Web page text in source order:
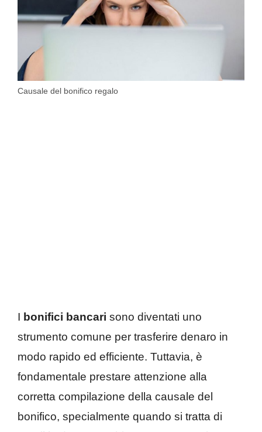
Causale del bonifico regalo
I bonifici bancari sono diventati uno
strumento comune per trasferire denaro in
modo rapido ed efficiente. Tuttavia, è
fondamentale prestare attenzione alla
corretta compilazione della causale del
bonifico, specialmente quando si tratta di